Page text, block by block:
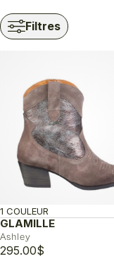
Filtres
GLAMILLE
Ashley
1 COULEUR
295.00$